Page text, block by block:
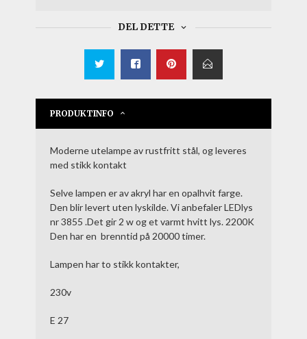
DEL DETTE
PRODUKTINFO
Moderne utelampe av rustfritt stål, og leveres
med stikk kontakt
Selve lampen er av akryl har en opalhvit farge.
Den blir levert uten lyskilde. Vi anbefaler LEDlys
nr 3855 .Det gir 2 w og et varmt hvitt lys. 2200K
Den har en brenntid på 20000 timer.
Lampen har to stikk kontakter,
230v
E 27